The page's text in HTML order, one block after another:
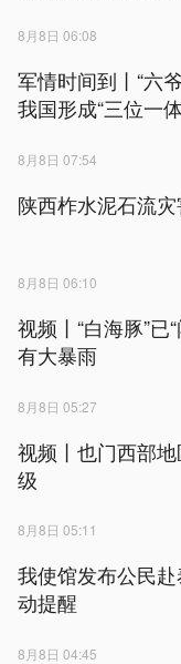
8月8日 06:08
军情时间到丨“六
我国形成“三位一
8月8日 07:54
陕西柞水泥石流
8月8日 06:10
视频丨“白海豚”已
有大暴雨
8月8日 05:27
视频丨也门西部
级
8月8日 05:11
我使馆发布公民
动提醒
8月8日 04:45